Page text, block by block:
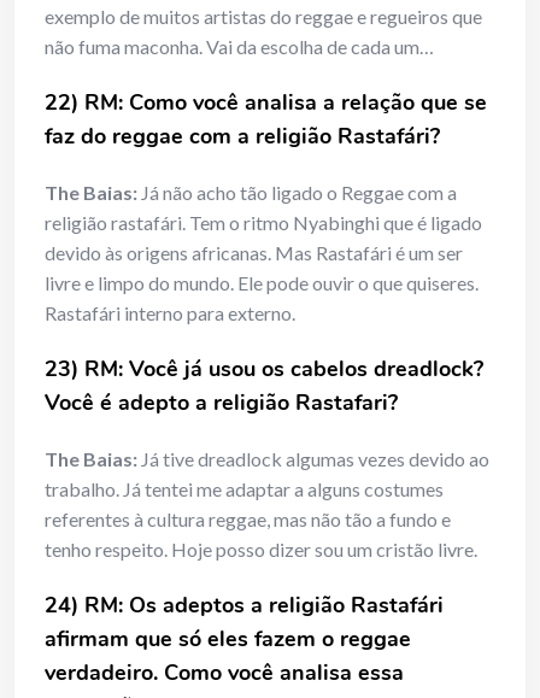
exemplo de muitos artistas do reggae e regueiros que
não fuma maconha. Vai da escolha de cada um…
22) RM: Como você analisa a relação que se
faz do reggae com a religião Rastafári?
The Baias: Já não acho tão ligado o Reggae com a
religião rastafári. Tem o ritmo Nyabinghi que é ligado
devido às origens africanas. Mas Rastafári é um ser
livre e limpo do mundo. Ele pode ouvir o que quiseres.
Rastafári interno para externo.
23) RM: Você já usou os cabelos dreadlock?
Você é adepto a religião Rastafari?
The Baias: Já tive dreadlock algumas vezes devido ao
trabalho. Já tentei me adaptar a alguns costumes
referentes à cultura reggae, mas não tão a fundo e
tenho respeito. Hoje posso dizer sou um cristão livre.
24) RM: Os adeptos a religião Rastafári
afirmam que só eles fazem o reggae
verdadeiro. Como você analisa essa